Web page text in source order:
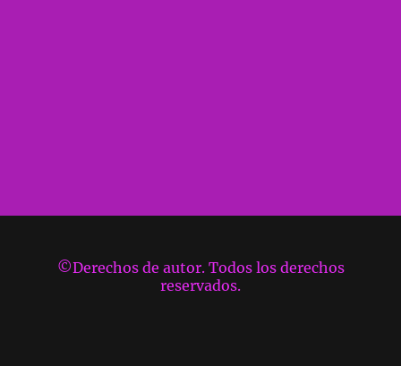
©Derechos de autor. Todos los derechos
reservados.